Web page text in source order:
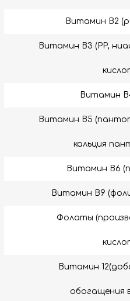
Витамин B2
Витамин B3 (РР,
Витамин
Витамин B5
кальция
Витамин B6
Витамин В9
Фолаты
Витамин
обогащения